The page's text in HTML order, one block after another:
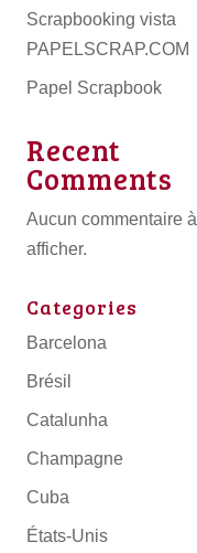
Scrapbooking vista
PAPELSCRAP.COM
Papel Scrapbook
Recent
Comments
Aucun commentaire à
afficher.
Categories
Barcelona
Brésil
Catalunha
Champagne
Cuba
États-Unis